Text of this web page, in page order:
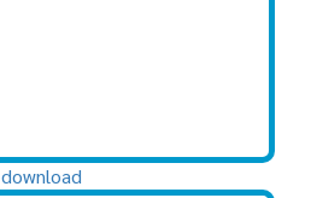
download